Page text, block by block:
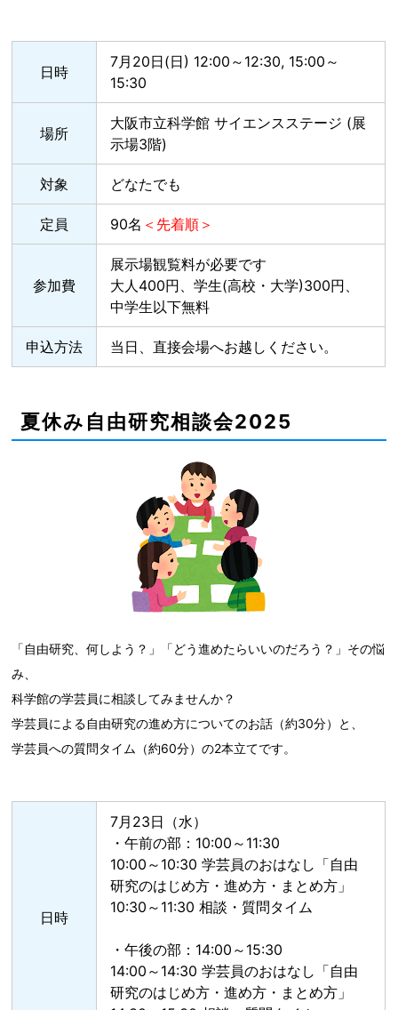
日時
7月20日(日) 12:00～12:30, 15:00～
15:30
場所
大阪市立科学館 サイエンスステージ (展
示場3階)
対象 どなたでも
定員 90名 ＜先着順＞
参加費
展示場観覧料が必要です
大人400円、学生(高校・大学)300円、
中学生以下無料
申込方法 当日、直接会場へお越しください。
夏休み自由研究相談会2025
「自由研究、何しよう？」「どう進めたらいいのだろう？」その悩
み、
科学館の学芸員に相談してみませんか？
学芸員による自由研究の進め方についてのお話（約30分）と、
学芸員への質問タイム（約60分）の2本立てです。
日時
7月23日（水）
・午前の部：10:00～11:30
10:00～10:30 学芸員のおはなし「自由
研究のはじめ方・進め方・まとめ方」
10:30～11:30 相談・質問タイム
・午後の部：14:00～15:30
14:00～14:30 学芸員のおはなし「自由
研究のはじめ方・進め方・まとめ方」